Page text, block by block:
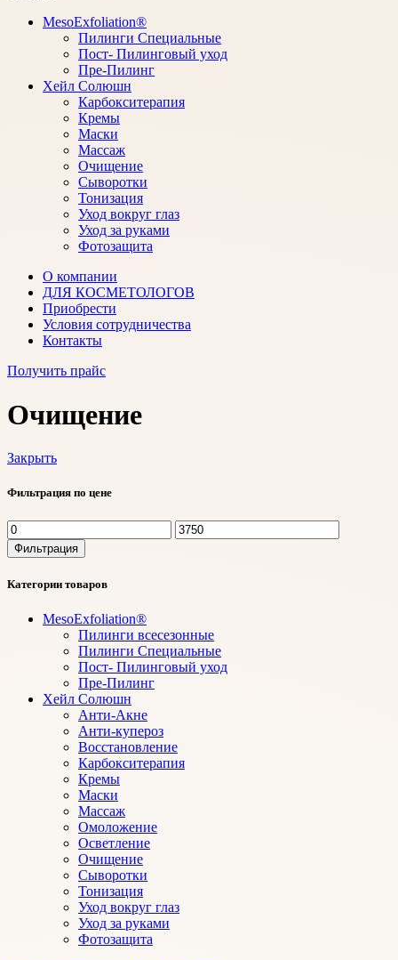
MesoExfoliation®
Пилинги Специальные
Пост- Пилинговый уход
Пре-Пилинг
Хейл Солюшн
Карбокситерапия
Кремы
Маски
Массаж
Очищение
Сыворотки
Тонизация
Уход вокруг глаз
Уход за руками
Фотозащита
О компании
ДЛЯ КОСМЕТОЛОГОВ
Приобрести
Условия сотрудничества
Контакты
Получить прайс
Очищение
Закрыть
Фильтрация по цене
Минимальная
цена
Максимальная
цена
Фильтрация
Категории товаров
MesoExfoliation®
Пилинги всесезонные
Пилинги Специальные
Пост- Пилинговый уход
Пре-Пилинг
Хейл Солюшн
Анти-Акне
Анти-купероз
Восстановление
Карбокситерапия
Кремы
Маски
Массаж
Омоложение
Осветление
Очищение
Сыворотки
Тонизация
Уход вокруг глаз
Уход за руками
Фотозащита